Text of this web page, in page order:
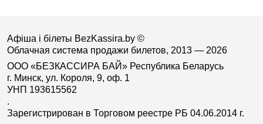
Афіша і білеты BezKassira.by ©
Облачная система продажи билетов, 2013 — 2026
ООО «БЕЗКАССИРА БАЙ» Республика Беларусь
г. Минск, ул. Короля, 9, оф. 1
УНП 193615562
.
Зарегистрирован в Торговом реестре РБ 04.06.2014 г.